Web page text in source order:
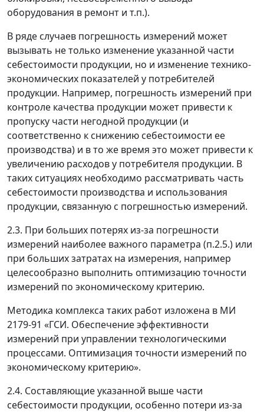
оборудования в ремонт и т.п.).
В ряде случаев погрешность измерений может
вызывать не только изменение указанной части
себестоимости продукции, но и изменение технико-
экономических показателей у потребителей
продукции. Например, погрешность измерений при
контроле качества продукции может привести к
пропуску части негодной продукции (и
соответственно к снижению себестоимости ее
производства) и в то же время это может привести к
увеличению расходов у потребителя продукции. В
таких ситуациях необходимо рассматривать часть
себестоимости производства и использования
продукции, связанную с погрешностью измерений.
2.3. При больших потерях из-за погрешности
измерений наиболее важного параметра (п.2.5.) или
при больших затратах на измерения, например
целесообразно выполнить оптимизацию точности
измерений по экономическому критерию.
Методика комплекса таких работ изложена в МИ
2179-91 «ГСИ. Обеспечение эффективности
измерений при управлении технологическими
процессами. Оптимизация точности измерений по
экономическому критерию».
2.4. Составляющие указанной выше части
себестоимости продукции, особенно потери из-за